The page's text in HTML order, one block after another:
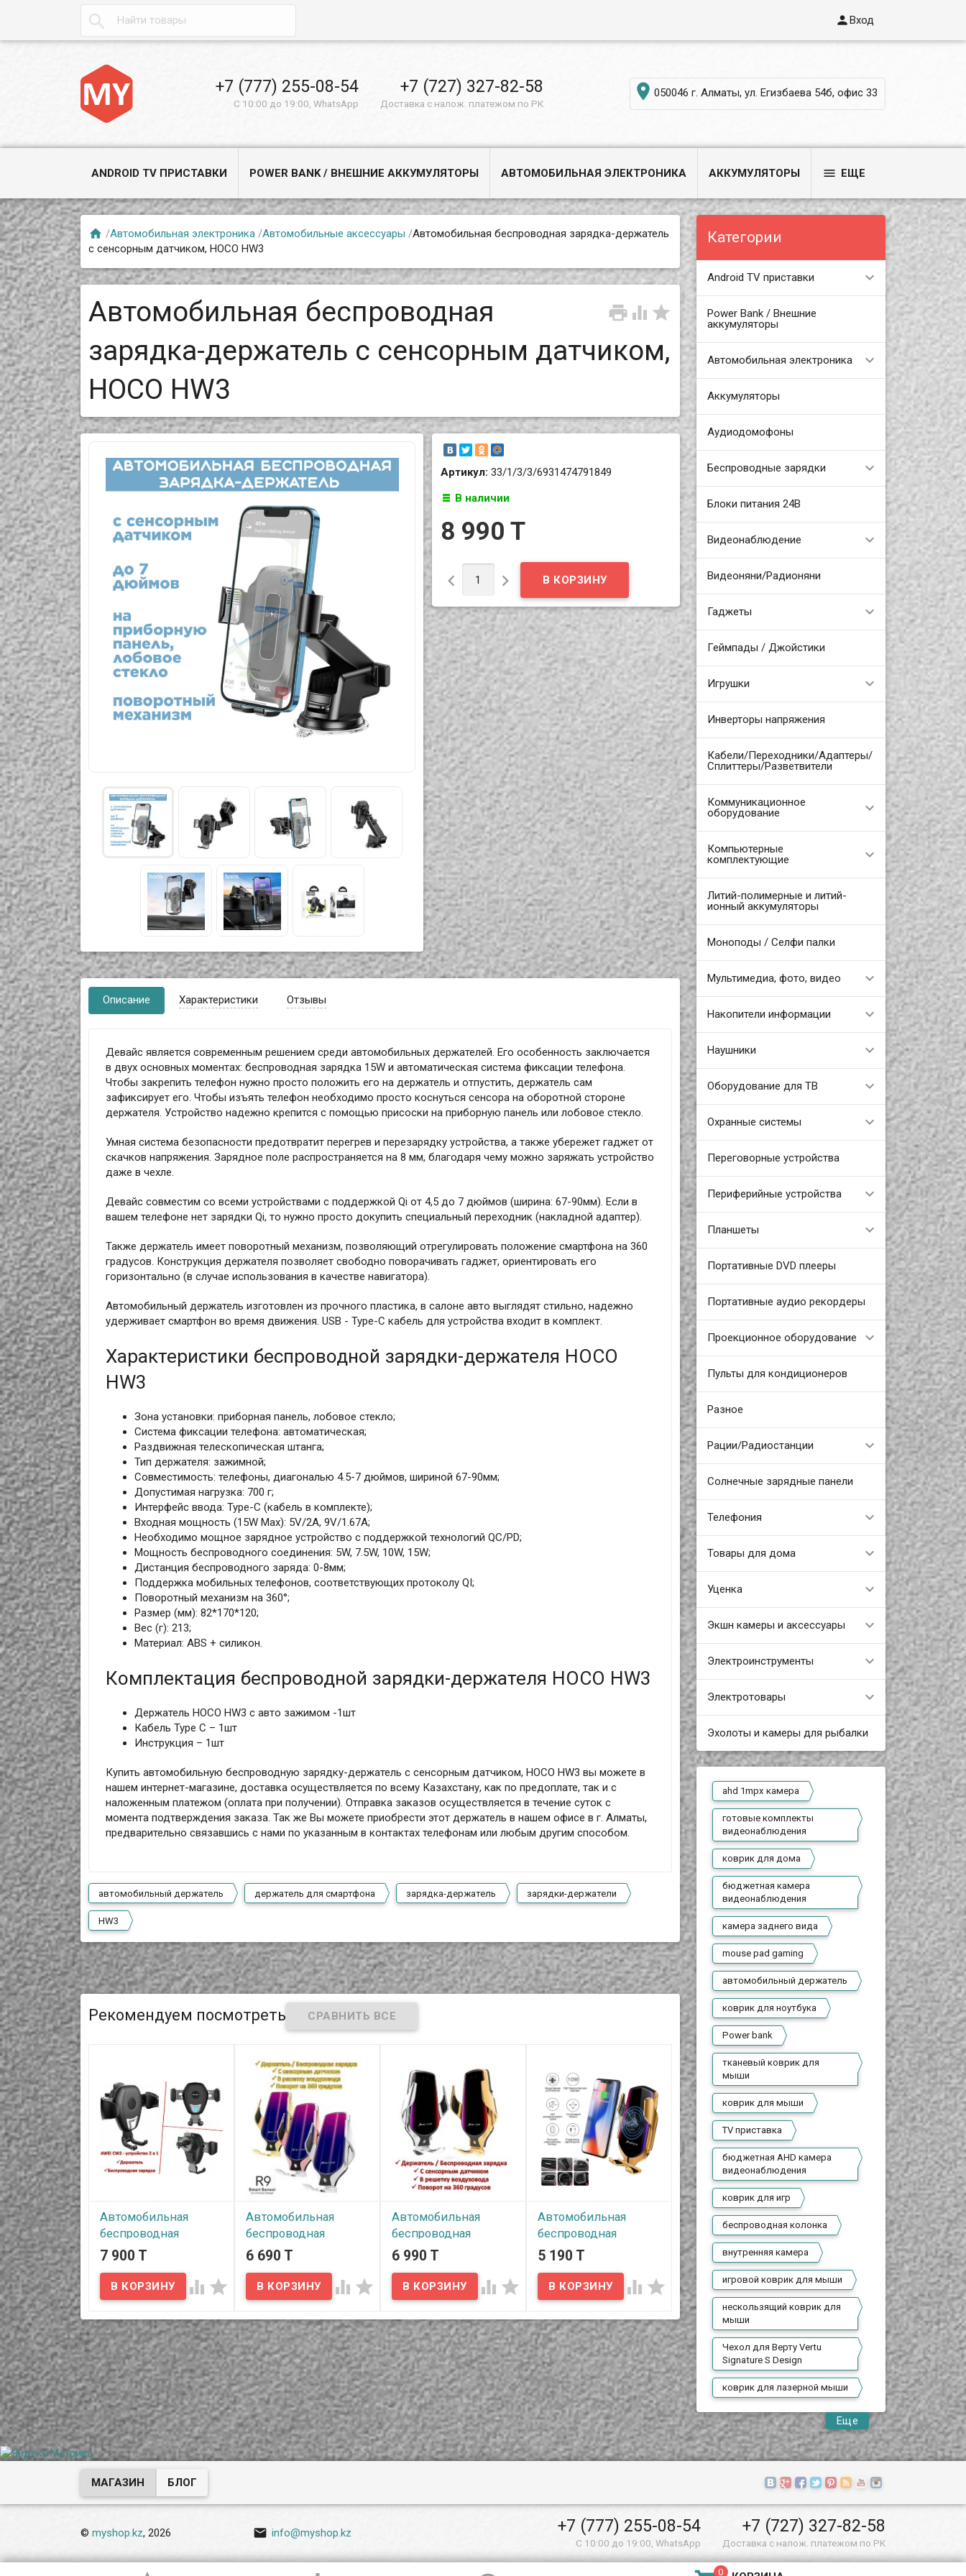
 Вход
+7 (777) 255-08-54
С 10:00 до 19:00, WhatsApp
+7 (727) 327-82-58
Доставка с налож. платежом по РК
 050046 г. Алматы, ул. Егизбаева 54б, офис 33
ANDROID TV ПРИСТАВКИ POWER BANK / ВНЕШНИЕ АККУМУЛЯТОРЫ АВТОМОБИЛЬНАЯ ЭЛЕКТРОНИКА АККУМУЛЯТОРЫ  ЕЩЕ
Категории
Android TV приставки
Power Bank / Внешние
аккумуляторы
Автомобильная электроника
Аккумуляторы
Аудиодомофоны
Беспроводные зарядки
Блоки питания 24В
Видеонаблюдение
Видеоняни/Радионяни
Гаджеты
Геймпады / Джойстики
Игрушки
Инверторы напряжения
Кабели/Переходники/Адаптеры/
Сплиттеры/Разветвители
Коммуникационное
оборудование
Компьютерные
комплектующие
Литий-полимерные и литий-
ионный аккумуляторы
Моноподы / Селфи палки
Мультимедиа, фото, видео
Накопители информации
Наушники
Оборудование для ТВ
Охранные системы
Переговорные устройства
Периферийные устройства
Планшеты
Портативные DVD плееры
Портативные аудио рекордеры
Проекционное оборудование
Пульты для кондиционеров
Разное
Рации/Радиостанции
Солнечные зарядные панели
Телефония
Товары для дома
Уценка
Экшн камеры и аксессуары
Электроинструменты
Электротовары
Эхолоты и камеры для рыбалки
ahd 1mpx камера
готовые комплекты
видеонаблюдения
коврик для дома
бюджетная камера
видеонаблюдения
камера заднего вида
mouse pad gaming
автомобильный держатель
коврик для ноутбука
Power bank
тканевый коврик для
мыши
коврик для мыши
TV приставка
бюджетная AHD камера
видеонаблюдения
коврик для игр
беспроводная колонка
внутренняя камера
игровой коврик для мыши
нескользящий коврик для
мыши
Чехол для Верту Vertu
Signature S Design
коврик для лазерной мыши
Еще
 /Автомобильная электроника /Автомобильные аксессуары /Автомобильная беспроводная зарядка-держатель
с сенсорным датчиком, HOCO HW3
  
Автомобильная беспроводная
зарядка-держатель с сенсорным датчиком,
HOCO HW3
Артикул: 33/1/3/3/6931474791849
В наличии
8 990 T
 
Описание Характеристики Отзывы
Девайс является современным решением среди автомобильных держателей. Его особенность заключается
в двух основных моментах: беспроводная зарядка 15W и автоматическая система фиксации телефона.
Чтобы закрепить телефон нужно просто положить его на держатель и отпустить, держатель сам
зафиксирует его. Чтобы изъять телефон необходимо просто коснуться сенсора на оборотной стороне
держателя. Устройство надежно крепится с помощью присоски на приборную панель или лобовое стекло.
Умная система безопасности предотвратит перегрев и перезарядку устройства, а также убережет гаджет от
скачков напряжения. Зарядное поле распространяется на 8 мм, благодаря чему можно заряжать устройство
даже в чехле.
Девайс совместим со всеми устройствами с поддержкой Qi от 4,5 до 7 дюймов (ширина: 67-90мм). Если в
вашем телефоне нет зарядки Qi, то нужно просто докупить специальный переходник (накладной адаптер).
Также держатель имеет поворотный механизм, позволяющий отрегулировать положение смартфона на 360
градусов. Конструкция держателя позволяет свободно поворачивать гаджет, ориентировать его
горизонтально (в случае использования в качестве навигатора).
Автомобильный держатель изготовлен из прочного пластика, в салоне авто выглядят стильно, надежно
удерживает смартфон во время движения. USB - Type-C кабель для устройства входит в комплект.
Характеристики беспроводной зарядки-держателя HOCO
HW3
Зона установки: приборная панель, лобовое стекло;
Система фиксации телефона: автоматическая;
Раздвижная телескопическая штанга;
Тип держателя: зажимной;
Совместимость: телефоны, диагональю 4.5-7 дюймов, шириной 67-90мм;
Допустимая нагрузка: 700 г;
Интерфейс ввода: Type-C (кабель в комплекте);
Входная мощность (15W Max): 5V/2A, 9V/1.67A;
Необходимо мощное зарядное устройство с поддержкой технологий QC/PD;
Мощность беспроводного соединения: 5W, 7.5W, 10W, 15W;
Дистанция беспроводного заряда: 0-8мм;
Поддержка мобильных телефонов, соответствующих протоколу QI;
Поворотный механизм на 360°;
Размер (мм): 82*170*120;
Вес (г): 213;
Материал: ABS + силикон.
Комплектация беспроводной зарядки-держателя HOCO HW3
Держатель HOCO HW3 с авто зажимом -1шт
Кабель Type C – 1шт
Инструкция – 1шт
Купить автомобильную беспроводную зарядку-держатель с сенсорным датчиком, HOCO HW3 вы можете в
нашем интернет-магазине, доставка осуществляется по всему Казахстану, как по предоплате, так и с
наложенным платежом (оплата при получении). Отправка заказов осуществляется в течение суток с
момента подтверждения заказа. Так же Вы можете приобрести этот держатель в нашем офисе в г. Алматы,
предварительно связавшись с нами по указанным в контактах телефонам или любым другим способом.
автомобильный держатель держатель для смартфона зарядка-держатель зарядки-держатели
HW3
Рекомендуем посмотреть
Автомобильная
беспроводная
зарядка-держатель,
В наличии
Представляем Вам
автомобильную
беспроводную зарядку-
держатель AWEI CW2. AWEI
CW2 - устройство 2 в 1,
объединившее в себе
функцию держателя и
бесконтактной
индуктивной зарядки для
современных смартфонов
поддерживающих данную
технологию.
7 900 T
 
Автомобильная
беспроводная
зарядка-держатель с
Smart Sensor Car
Wireless R9
В наличии
Представляем Вам
автомобильную
беспроводную зарядку-
держатель с сенсорным
датчиком Smart Sensor Car
Wireless R9.
6 690 T
 
Автомобильная
беспроводная
зарядка-держатель с
Smart Sensor Car
Wireless R3
В наличии
Представляем Вам
автомобильную
беспроводную зарядку-
держатель с сенсорным
датчиком Smart Sensor Car
Wireless R3.
6 990 T
 
Автомобильная
беспроводная
зарядка-держатель с
Smart Sensor Car
Wireless R1
В наличии
Представляем Вам
автомобильную
беспроводную зарядку-
держатель с сенсорным
датчиком Smart Sensor Car
Wireless R1.
5 190 T
 
Автомобильная
беспроводная
зарядка-держатель,
Hoco CW17
В наличии
Представляем Вам
автомобильную
беспроводную зарядку-
держатель Hoco CW17.
7 790 T

Автомобильная
беспроводная
зарядка-держатель,
Borofone BQ5
В наличии
Представляем Вам
автомобильную
беспроводную зарядку-
держатель Borofone BQ5.

МАГАЗИН БЛОГ
©myshop.kz, 2026  info@myshop.kz +7 (777) 255-08-54
С 10:00 до 19:00, WhatsApp
+7 (727) 327-82-58
Доставка с налож. платежом по РК